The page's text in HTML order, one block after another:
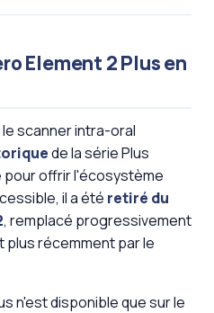
Element 2 Plus en
le scanner intra-oral
de la série Plus
pour offrir l'écosystème
il a été retiré du
, remplacé progressivement
plus récemment par le
n'est disponible que sur le